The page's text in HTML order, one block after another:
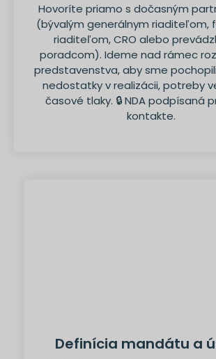
Hovoríte priamo s dočasným
(bývalým generálnym riaditeľom,
riaditeľom, CRO alebo
poradcom). Ideme nad rámec
predstavenstva, aby sme
nedostatky v realizácii, potreby
časové tlaky. 🔒 NDA podpísaná
kontakte.
Definícia mandátu a